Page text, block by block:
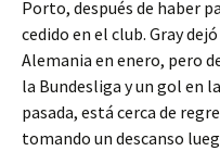
Porto, después de haber
cedido en el club. Gray
Alemania en enero, pero
la Bundesliga y un gol en
pasada, está cerca de
tomando un descanso